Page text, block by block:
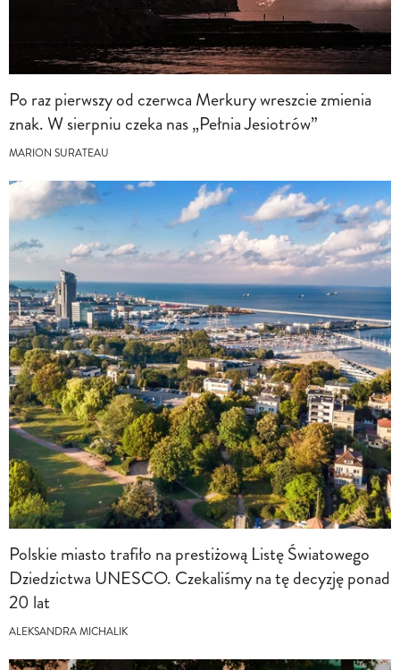
Po raz pierwszy od czerwca Merkury wreszcie zmienia
znak. W sierpniu czeka nas „Pełnia Jesiotrów”
MARION SURATEAU
Polskie miasto trafiło na prestiżową Listę Światowego
Dziedzictwa UNESCO. Czekaliśmy na tę decyzję ponad
20 lat
ALEKSANDRA MICHALIK